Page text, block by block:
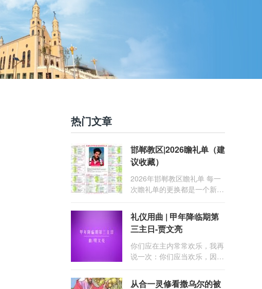
热门文章
邯郸教区|2026瞻礼单（建
议收藏）
2026年邯郸教区瞻礼单 每一
次瞻礼单的更换都是一个新的
主教会用以纪念耶稣救赎奥迹
的历法，以将临期第一主日开
始，历经将临期、圣诞期、四
旬期、复活期，最后以常年期
结束。 通过不同节期循环庆
的信仰。 礼仪年包括主日庆
礼仪用曲 | 甲年降临期第
三主日-贾文亮
你们应在主内常常欢乐，我再
说一次：你们应当欢乐，因为
从合一灵修看撒乌尔的被